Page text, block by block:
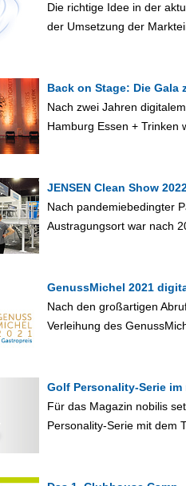
Die richtige Idee in der
der Umsetzung der
Back on Stage: Die Gala
Nach zwei Jahren
Hamburg Essen + Trinken
JENSEN Clean Show
Nach pandemiebedingter
Austragungsort war nach
GenussMichel 2021
Nach den großartigen
Verleihung des
Golf Personality-Serie
Für das Magazin nobilis
Personality-Serie mit dem